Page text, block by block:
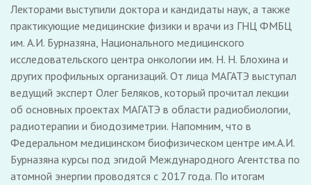
Лекторами выступили доктора и кандидаты наук, а также
практикующие медицинские физики и врачи из ГНЦ ФМБЦ
им. А.И. Бурназяна, Национального медицинского
исследовательского центра онкологии им. Н. Н. Блохина и
других профильных организаций. От лица МАГАТЭ выступал
ведущий эксперт Олег Беляков, который прочитал лекции
об основных проектах МАГАТЭ в области радиобиологии,
радиотерапии и биодозиметрии. Напомним, что в
Федеральном медицинском биофизическом центре им.А.И.
Бурназяна курсы под эгидой Международного Агентства по
атомной энергии проводятся с 2017 года. По итогам